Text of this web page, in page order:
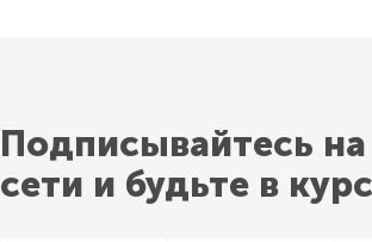
Подписывайтесь
сети и будьте в